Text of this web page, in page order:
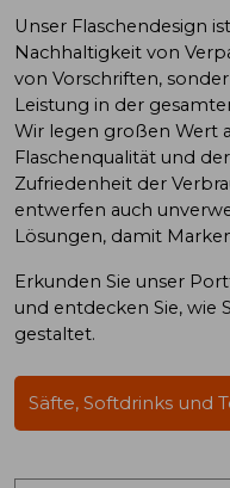
Unser Flaschendesign
Nachhaltigkeit von
von Vorschriften,
Leistung in der
Wir legen großen Wert
Flaschenqualität und
Zufriedenheit der
entwerfen auch
Lösungen, damit
Erkunden Sie unser
und entdecken Sie, wie
gestaltet.
Säfte, Softdrinks und